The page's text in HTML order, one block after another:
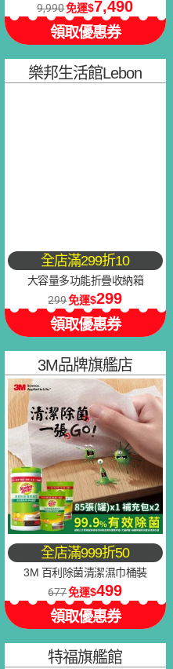
9,990免運 7,490
領取優惠券
全店滿299折10
大容量多功能折疊收納箱
樂邦生活館Lebon
299免運 299
領取優惠券
全店滿999折50
3M 百利除菌清潔濕巾桶裝
3M品牌旗艦店
677免運 499
領取優惠券
特福旗艦館